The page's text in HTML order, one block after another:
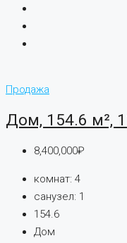
Продажа
Дом, 154.6 м²,
8,400,000₽
комнат: 4
санузел: 1
154.6
Дом